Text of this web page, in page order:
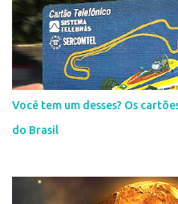
Você tem um desses? Os
do Brasil